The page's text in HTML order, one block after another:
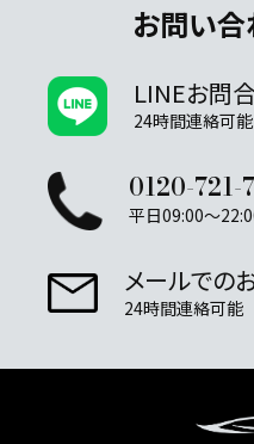
お問い合
LINEお問
24時間連絡可能
0120-721-
平日09:00～
メールでの
24時間連絡可能